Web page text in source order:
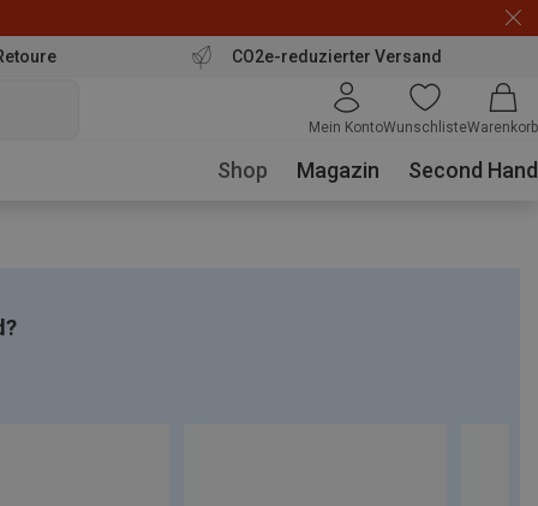
CO2e-reduzierter Versand
Mein KontoWunschlisteWarenkorb
Shop Magazin Second Hand